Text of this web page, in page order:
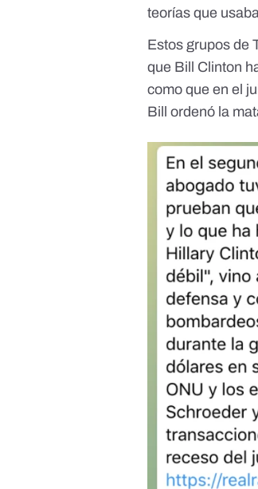
teorías que
Estos grupos de
que Bill Clinton
como que en el
Bill ordenó la